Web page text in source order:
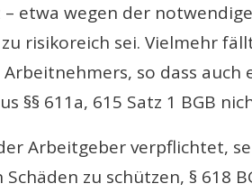
etwa wegen der
risikoreich sei. Vielmehr
Arbeitnehmers, so dass
§§ 611a, 615 Satz 1 BGB
Arbeitgeber verpflichtet,
zu schützen, § 618